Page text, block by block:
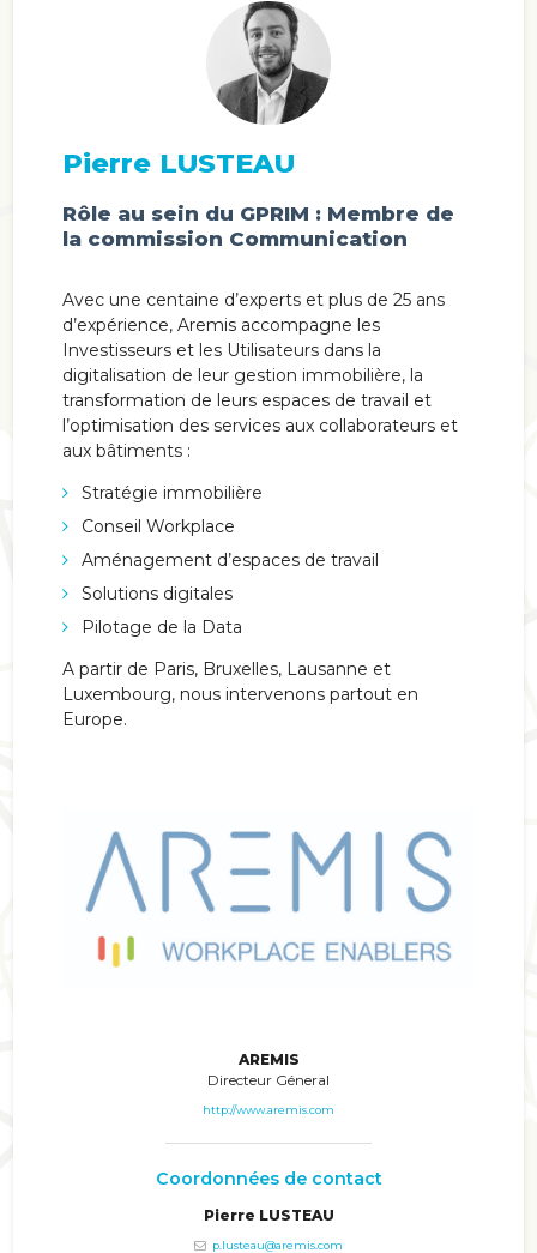
Pierre LUSTEAU
Rôle au sein du GPRIM : Membre de
la commission Communication
Avec une centaine d’experts et plus de 25 ans
d’expérience, Aremis accompagne les
Investisseurs et les Utilisateurs dans la
digitalisation de leur gestion immobilière, la
transformation de leurs espaces de travail et
l’optimisation des services aux collaborateurs et
aux bâtiments :
Stratégie immobilière
Conseil Workplace
Aménagement d’espaces de travail
Solutions digitales
Pilotage de la Data
A partir de Paris, Bruxelles, Lausanne et
Luxembourg, nous intervenons partout en
Europe.
AREMIS
Directeur Géneral
http://www.aremis.com
Coordonnées de contact
Pierre LUSTEAU
p.lusteau@aremis.com